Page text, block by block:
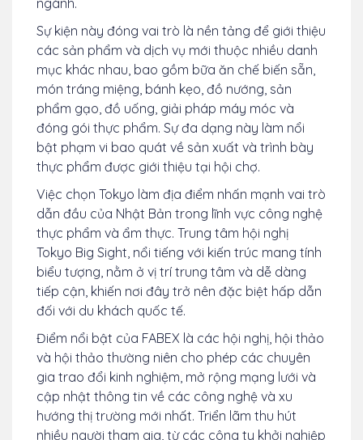
ngành.
Sự kiện này đóng vai trò là nền tảng để giới thiệu
các sản phẩm và dịch vụ mới thuộc nhiều danh
mục khác nhau, bao gồm bữa ăn chế biến sẵn,
món tráng miệng, bánh kẹo, đồ nướng, sản
phẩm gạo, đồ uống, giải pháp máy móc và
đóng gói thực phẩm. Sự đa dạng này làm nổi
bật phạm vi bao quát về sản xuất và trình bày
thực phẩm được giới thiệu tại hội chợ.
Việc chọn Tokyo làm địa điểm nhấn mạnh vai trò
dẫn đầu của Nhật Bản trong lĩnh vực công nghệ
thực phẩm và ẩm thực. Trung tâm hội nghị
Tokyo Big Sight, nổi tiếng với kiến ​​trúc mang tính
biểu tượng, nằm ở vị trí trung tâm và dễ dàng
tiếp cận, khiến nơi đây trở nên đặc biệt hấp dẫn
đối với du khách quốc tế.
Điểm nổi bật của FABEX là các hội nghị, hội thảo
và hội thảo thường niên cho phép các chuyên
gia trao đổi kinh nghiệm, mở rộng mạng lưới và
cập nhật thông tin về các công nghệ và xu
hướng thị trường mới nhất. Triển lãm thu hút
nhiều người tham gia, từ các công ty khởi nghiệp